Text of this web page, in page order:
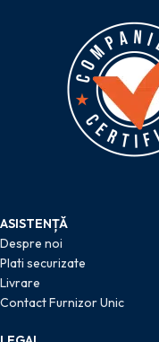
ASISTENȚĂ
Despre noi
Plati securizate
Livrare
Contact Furnizor Unic